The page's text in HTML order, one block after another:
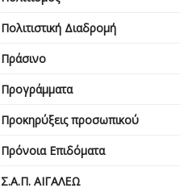
Πολιτιστική Διαδρομή
Πράσινο
Προγράμματα
Προκηρύξεις προσωπικού
Πρόνοια Επιδόματα
Σ.Α.Π. ΑΙΓΑΛΕΩ